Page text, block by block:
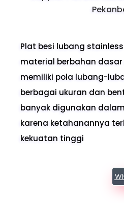
Plat besi lubang
material berbahan
memiliki pola lubang-
berbagai ukuran dan
banyak digunakan
karena ketahanannya
kekuatan tinggi